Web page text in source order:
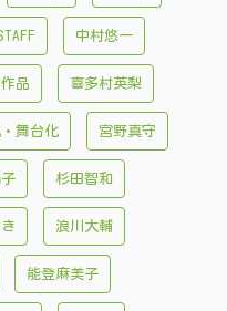
中村悠一
品 喜多村英梨
舞台化 宮野真守
杉田智和
浪川大輔
能登麻美子